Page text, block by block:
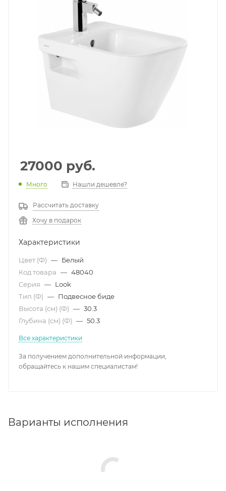
27000 руб.
Много Нашли дешевле?
Рассчитать доставку
Хочу в подарок
Характеристики
Цвет (Ф) — Белый
Код товара — 48040
Серия — Look
Тип (Ф) — Подвесное биде
Высота (см) (Ф) — 30.3
Глубина (см) (Ф) — 50.3
Все характеристики
За получением дополнительной информации,
обращайтесь к нашим специалистам!
Варианты исполнения